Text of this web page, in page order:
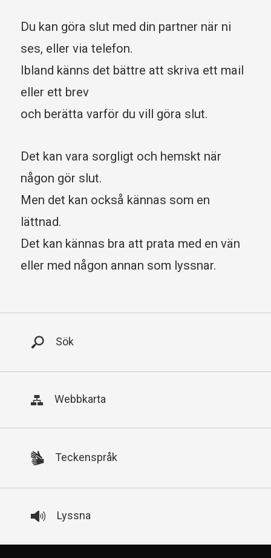
Du kan göra slut med din partner när ni
ses, eller via telefon.
Ibland känns det bättre att skriva ett mail
eller ett brev
och berätta varför du vill göra slut.
Det kan vara sorgligt och hemskt när
någon gör slut.
Men det kan också kännas som en
lättnad.
Det kan kännas bra att prata med en vän
eller med någon annan som lyssnar.
Huvudmeny
Sök
Webbkarta
Teckenspråk
Lyssna